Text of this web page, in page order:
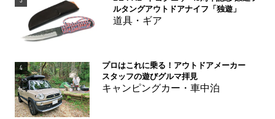
ルタングアウトドアナイフ「独遊」
道具・ギア
4
プロはこれに乗る！アウトドアメーカー
スタッフの遊びグルマ拝見
キャンピングカー・車中泊